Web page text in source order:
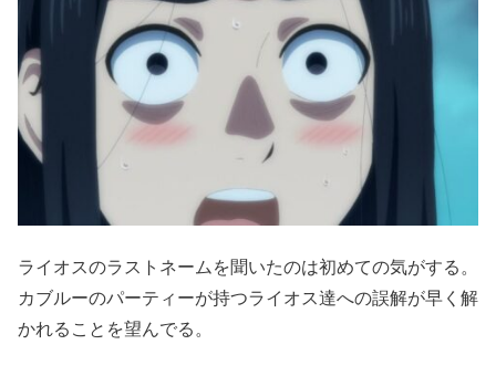
ライオスのラストネームを聞いたのは初めての気がする。
カブルーのパーティーが持つライオス達への誤解が早く解
かれることを望んでる。